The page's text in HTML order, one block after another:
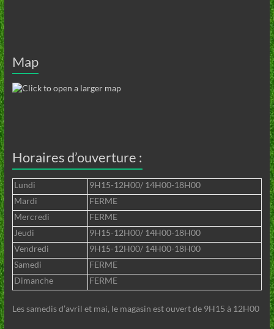
Map
Horaires d’ouverture :
Lundi
9H15-12H00/ 14H00-18H00
Mardi
FERME
Mercredi
FERME
Jeudi
9H15-12H00/ 14H00-18H00
Vendredi
9H15-12H00/ 14H00-18H00
Samedi
FERME
Dimanche
FERME
Les samedis d’avril et mai, le magasin est ouvert de 9H15 à 12H00